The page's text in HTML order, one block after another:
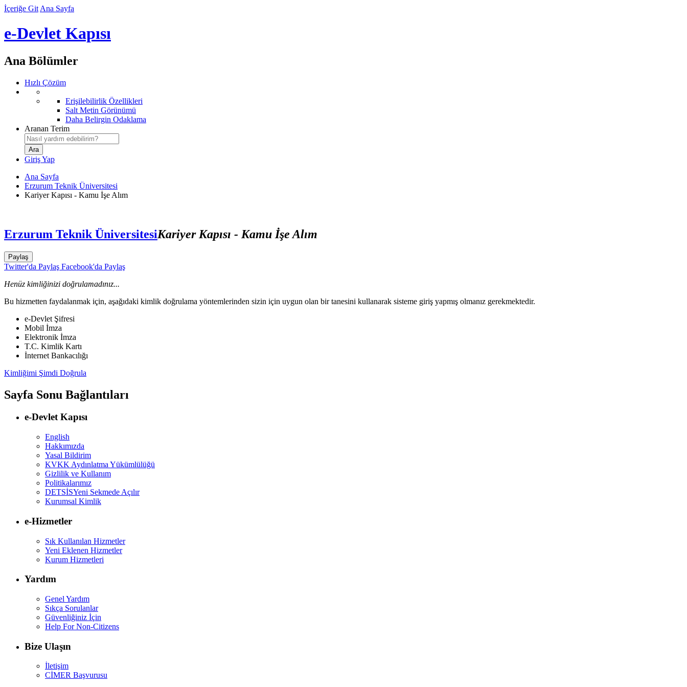
İçeriğe Git Ana Sayfa
e-Devlet Kapısı
Ana Bölümler
Hızlı Çözüm
Erişilebilirlik Özellikleri
Salt Metin Görünümü
Daha Belirgin Odaklama
Aranan Terim
Giriş Yap
Ana Sayfa
Erzurum Teknik Üniversitesi
Kariyer Kapısı - Kamu İşe Alım
Erzurum Teknik ÜniversitesiKariyer Kapısı - Kamu İşe Alım
Paylaş
Twitter'da Paylaş Facebook'da Paylaş
Henüz kimliğinizi doğrulamadınız...
Bu hizmetten faydalanmak için, aşağıdaki kimlik doğrulama yöntemlerinden sizin için uygun olan bir tanesini kullanarak sisteme giriş yapmış olmanız gerekmektedir.
e-Devlet Şifresi
Mobil İmza
Elektronik İmza
T.C. Kimlik Kartı
İnternet Bankacılığı
Kimliğimi Şimdi Doğrula
Sayfa Sonu Bağlantıları
e-Devlet Kapısı
English
Hakkımızda
Yasal Bildirim
KVKK Aydınlatma Yükümlülüğü
Gizlilik ve Kullanım
Politikalarımız
DETSİSYeni Sekmede Açılır
Kurumsal Kimlik
e-Hizmetler
Sık Kullanılan Hizmetler
Yeni Eklenen Hizmetler
Kurum Hizmetleri
Yardım
Genel Yardım
Sıkça Sorulanlar
Güvenliğiniz İçin
Help For Non-Citizens
Bize Ulaşın
İletişim
CİMER Başvurusu